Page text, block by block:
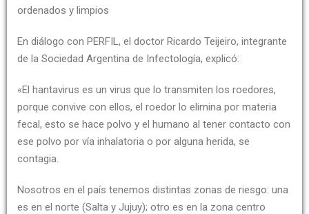
ordenados y limpios
En diálogo con PERFIL, el doctor Ricardo Teijeiro, integrante
de la Sociedad Argentina de Infectología, explicó:
«El hantavirus es un virus que lo transmiten los roedores,
porque convive con ellos, el roedor lo elimina por materia
fecal, esto se hace polvo y el humano al tener contacto con
ese polvo por vía inhalatoria o por alguna herida, se
contagia.
Nosotros en el país tenemos distintas zonas de riesgo: una
es en el norte (Salta y Jujuy); otro es en la zona centro